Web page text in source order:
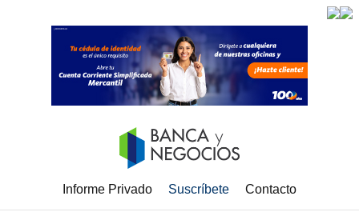
Informe Privado Suscríbete Contacto